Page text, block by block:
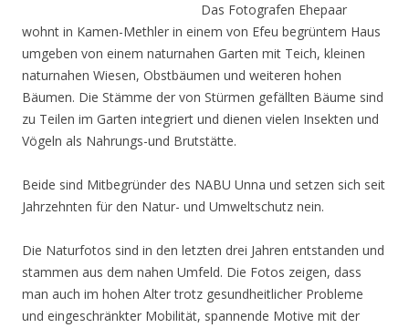
Das Fotografen Ehepaar
wohnt in Kamen-Methler in einem von Efeu begrüntem Haus
umgeben von einem naturnahen Garten mit Teich, kleinen
naturnahen Wiesen, Obstbäumen und weiteren hohen
Bäumen. Die Stämme der von Stürmen gefällten Bäume sind
zu Teilen im Garten integriert und dienen vielen Insekten und
Vögeln als Nahrungs-und Brutstätte.
Beide sind Mitbegründer des NABU Unna und setzen sich seit
Jahrzehnten für den Natur- und Umweltschutz nein.
Die Naturfotos sind in den letzten drei Jahren entstanden und
stammen aus dem nahen Umfeld. Die Fotos zeigen, dass
man auch im hohen Alter trotz gesundheitlicher Probleme
und eingeschränkter Mobilität, spannende Motive mit der